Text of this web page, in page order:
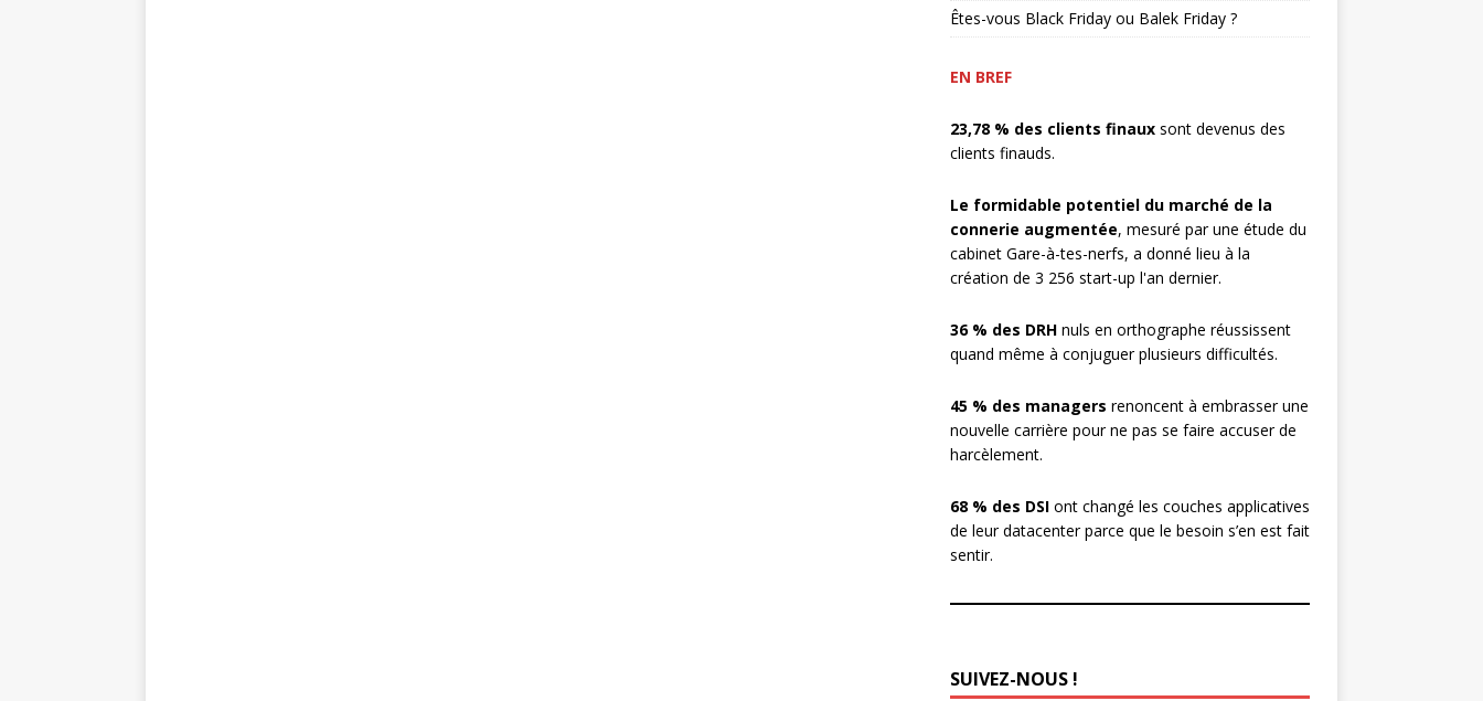
Êtes-vous Black Friday ou Balek Friday ?
EN BREF
23,78 % des clients finaux sont devenus des
clients finauds.
Le formidable potentiel du marché de la
connerie augmentée, mesuré par une étude du
cabinet Gare-à-tes-nerfs, a donné lieu à la
création de 3 256 start-up l'an dernier.
36 % des DRH nuls en orthographe réussissent
quand même à conjuguer plusieurs difficultés.
45 % des managers renoncent à embrasser une
nouvelle carrière pour ne pas se faire accuser de
harcèlement.
68 % des DSI ont changé les couches applicatives
de leur datacenter parce que le besoin s’en est fait
sentir.
SUIVEZ-NOUS !